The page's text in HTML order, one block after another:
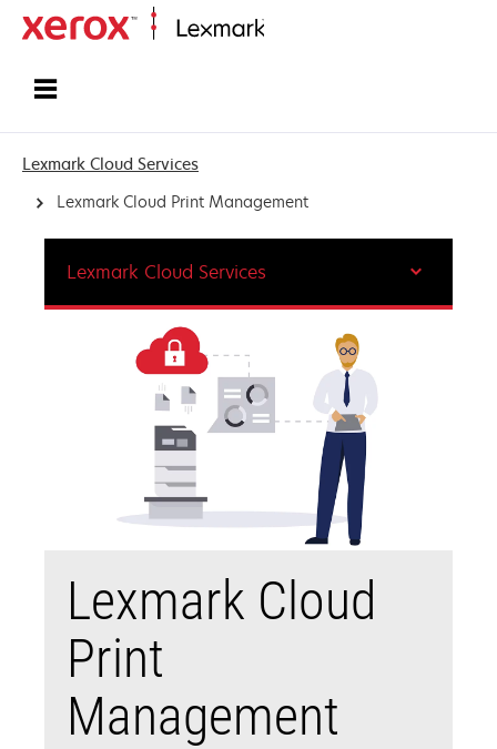
Lexmark Cloud Services
Lexmark Cloud Print Management
Lexmark Cloud
Print
Management
Lexmark Cloud Services